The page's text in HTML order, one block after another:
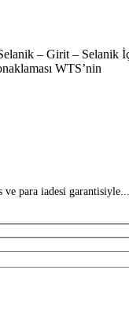
– Girit – Selanik
WTS’nin
ve para iadesi